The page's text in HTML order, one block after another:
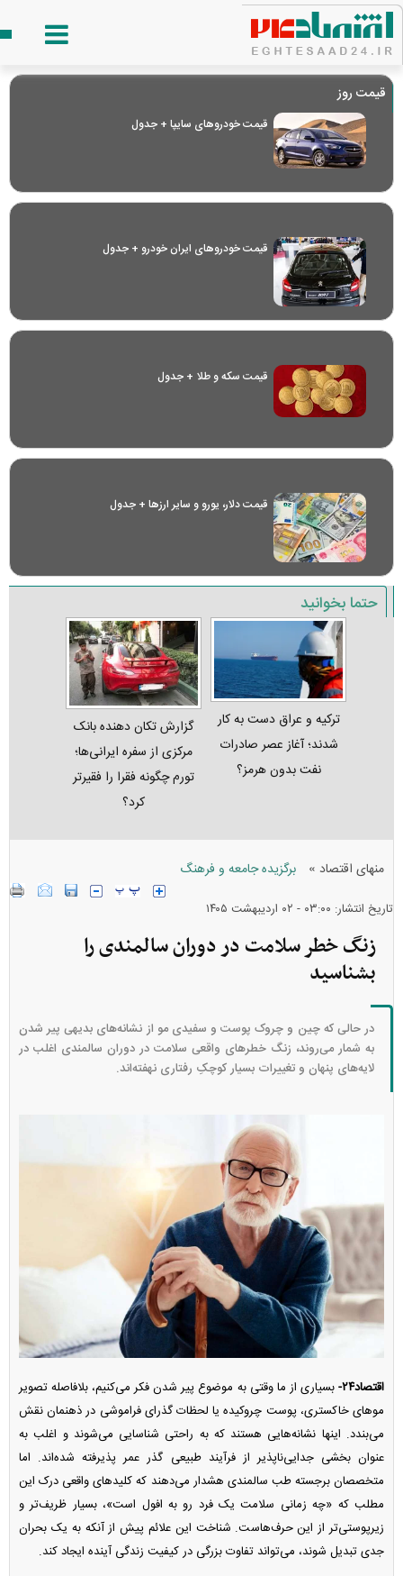
قیمت روز
قیمت خودرو‌های سایپا + جدول
قیمت خودرو‌های ایران خودرو + جدول
قیمت سکه و طلا + جدول
قیمت دلار، یورو و سایر ارز‌ها + جدول
حتما بخوانید
ترکیه و عراق دست به کار
شدند؛ آغاز عصر صادرات
نفت بدون هرمز؟
گزارش تکان‌ دهنده بانک
مرکزی از سفره ایرانی‌ها؛
تورم چگونه فقرا را فقیرتر
کرد؟
منهای اقتصاد » برگزیده جامعه و فرهنگ
تاریخ انتشار: ۰۳:۰۰ - ۰۲ ارديبهشت ۱۴۰۵
زنگ خطر سلامت در دوران سالمندی را
بشناسید
در حالی که چین و چروک پوست و سفیدی مو از نشانه‌های بدیهی پیر شدن
به شمار می‌روند، زنگ خطر‌های واقعی سلامت در دوران سالمندی اغلب در
لایه‌های پنهان و تغییرات بسیار کوچکِ رفتاری نهفته‌اند.
اقتصاد۲۴-
بسیاری از ما وقتی به موضوع پیر شدن فکر می‌کنیم، بلافاصله تصویر
مو‌های خاکستری، پوست چروکیده یا لحظات گذرای فراموشی در ذهنمان نقش
می‌بندد. اینها نشانه‌هایی هستند که به راحتی شناسایی می‌شوند و اغلب به
عنوان بخشی جدایی‌ناپذیر از فرآیند طبیعی گذر عمر پذیرفته شده‌اند. اما
متخصصان برجسته طب سالمندی هشدار می‌دهند که کلید‌های واقعی درک این
مطلب که «چه زمانی سلامت یک فرد رو به افول است»، بسیار ظریف‌تر و
زیرپوستی‌تر از این حرف‌هاست. شناخت این علائم پیش از آنکه به یک بحران
جدی تبدیل شوند، می‌تواند تفاوت بزرگی در کیفیت زندگی آینده ایجاد کند.